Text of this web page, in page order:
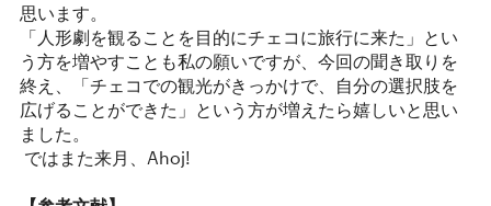
思います。
「人形劇を観ることを目的にチェコに旅行に来た」とい
う方を増やすことも私の願いですが、今回の聞き取りを
終え、「チェコでの観光がきっかけで、自分の選択肢を
広げることができた」という方が増えたら嬉しいと思い
ました。
ではまた来月、Ahoj!